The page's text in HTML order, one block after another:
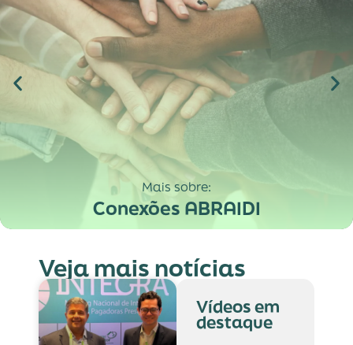
Mais sobre:
Conexões ABRAIDI
Veja mais notícias
Vídeos em
destaque